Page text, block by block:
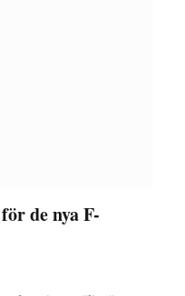
de nya F-